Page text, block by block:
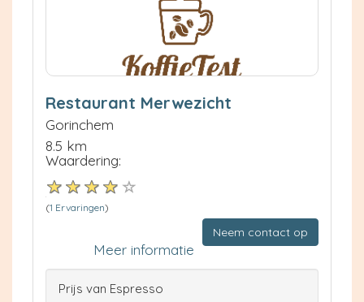
Restaurant Merwezicht
Gorinchem
8.5 km
Waardering:
(1 Ervaringen)
Neem contact op
Meer informatie
Prijs van Espresso